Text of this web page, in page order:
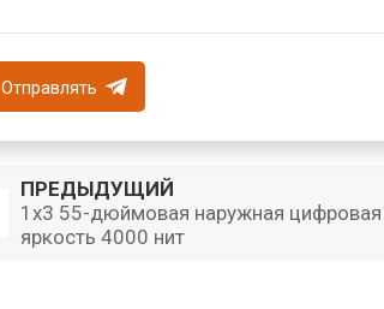
Отправлять
ПРЕДЫДУЩИЙ
1x3 55-дюймовая наружная
яркость 4000 нит